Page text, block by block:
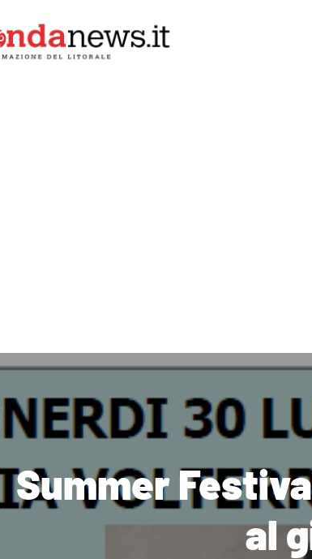
Summer
al